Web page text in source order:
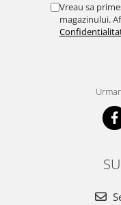
Vreau sa
magazinului.